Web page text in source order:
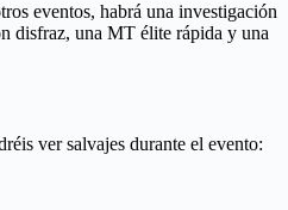
eventos, habrá una investigación
disfraz, una MT élite rápida y una
ver salvajes durante el evento: